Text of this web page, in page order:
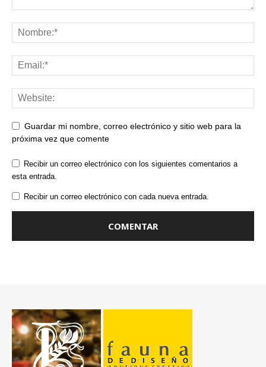
Guardar mi nombre, correo electrónico y sitio web para la
próxima vez que comente
Recibir un correo electrónico con los siguientes comentarios a
esta entrada.
Recibir un correo electrónico con cada nueva entrada.